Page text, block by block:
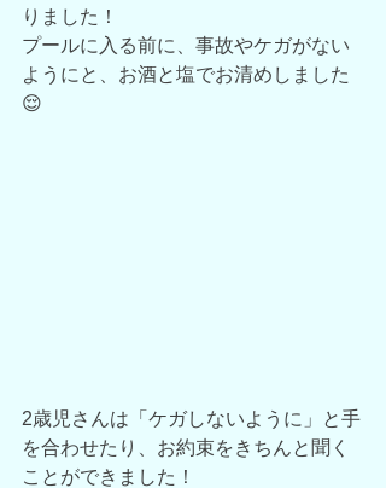
りました！
プールに入る前に、事故やケガがない
ようにと、お酒と塩でお清めしました
😌
2歳児さんは「ケガしないように」と手
を合わせたり、お約束をきちんと聞く
ことができました！